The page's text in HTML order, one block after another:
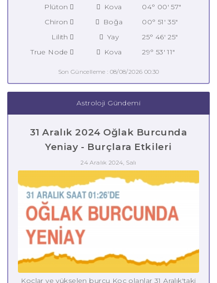
Plüton
Kova
04° 00' 57"
Chiron
Boğa
00° 51' 35"
Lilith
Yay
25° 46' 25"
True Node
Kova 29° 53' 11"
Son Güncelleme : 08/08/2026 00:30
Astroloji Gündemi
31 Aralık 2024 Oğlak Burcunda
Yeniay - Burçlara Etkileri
24 Aralık 2024, Salı
Koçlar ve yükselen burcu Koç olanlar 31 Aralık'taki